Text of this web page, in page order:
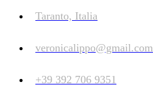
Taranto, Italia
veronicalippo@gmail.com
+39 392 706 9351